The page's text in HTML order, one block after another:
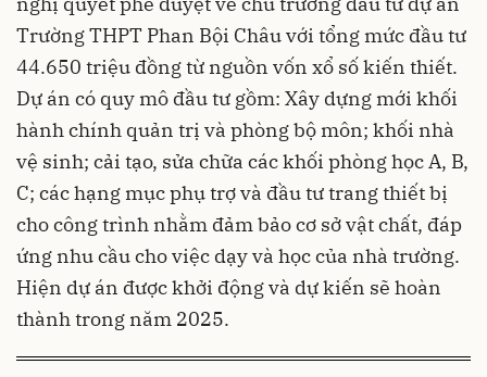
Trường THPT Phan Bội Châu với tổng mức đầu tư
44.650 triệu đồng từ nguồn vốn xổ số kiến thiết.
Dự án có quy mô đầu tư gồm: Xây dựng mới khối
hành chính quản trị và phòng bộ môn; khối nhà
vệ sinh; cải tạo, sửa chữa các khối phòng học A, B,
C; các hạng mục phụ trợ và đầu tư trang thiết bị
cho công trình nhằm đảm bảo cơ sở vật chất, đáp
ứng nhu cầu cho việc dạy và học của nhà trường.
Hiện dự án được khởi động và dự kiến sẽ hoàn
thành trong năm 2025.